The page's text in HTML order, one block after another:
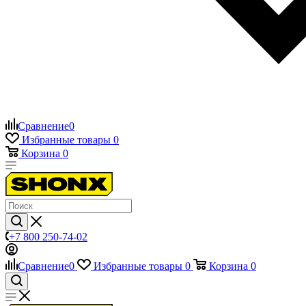
Сравнение0
Избранные товары 0
Корзина 0
+7 800 250-74-02
Сравнение0 Избранные товары 0 Корзина 0